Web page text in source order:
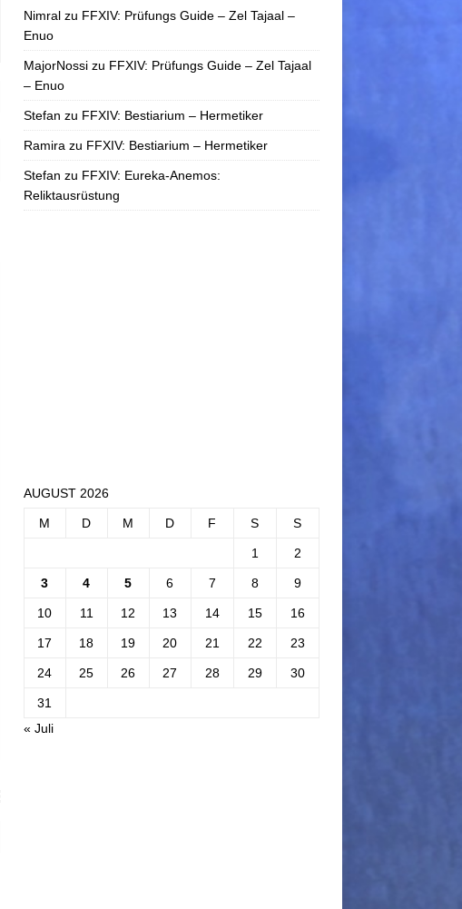
Nimralzu FFXIV: Prüfungs Guide – Zel Tajaal –
Enuo
MajorNossizu FFXIV: Prüfungs Guide – Zel Tajaal
– Enuo
Stefan zu FFXIV: Bestiarium – Hermetiker
Ramira zu FFXIV: Bestiarium – Hermetiker
Stefan zu FFXIV: Eureka-Anemos:
Reliktausrüstung
AUGUST 2026
M D M D F S S
1 2
3 4 5 6 7 8 9
10 11 12 13 14 15 16
17 18 19 20 21 22 23
24 25 26 27 28 29 30
31
« Juli